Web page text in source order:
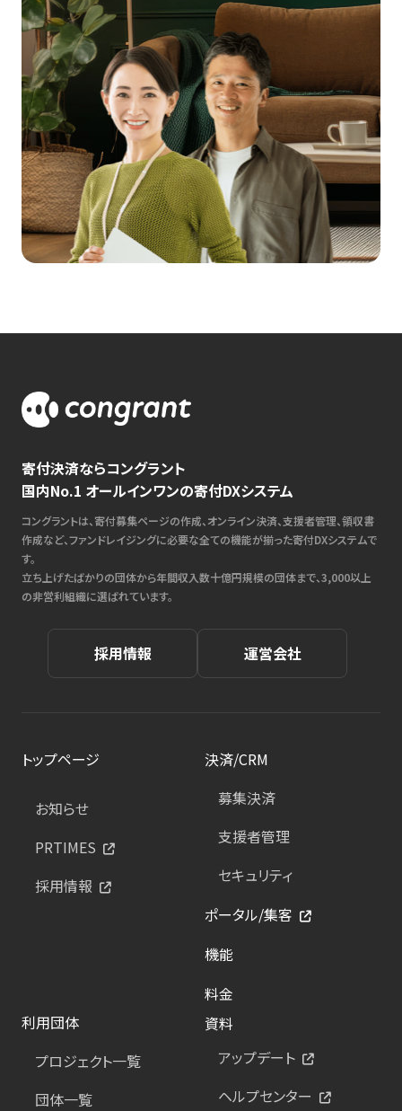
寄付決済ならコングラント
国内No.1 オールインワンの寄付DXシステム
コングラントは、寄付募集ページの作成、オンライン決済、支援者管理、領収書
作成など、ファンドレイジングに必要な全ての機能が揃った寄付DXシステムで
す。
立ち上げたばかりの団体から年間収入数十億円規模の団体まで、3,000以上
の非営利組織に選ばれています。
採用情報 運営会社
トップページ
お知らせ
PRTIMES
採用情報
決済/CRM
募集決済
支援者管理
セキュリティ
ポータル/集客
機能
料金
利用団体
プロジェクト一覧
団体一覧
資料
アップデート
ヘルプセンター